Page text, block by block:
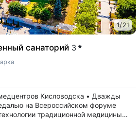
1/21
санаторий 3
Кисловодска • Дважды
на Всероссийском форуме
традиционной медицины